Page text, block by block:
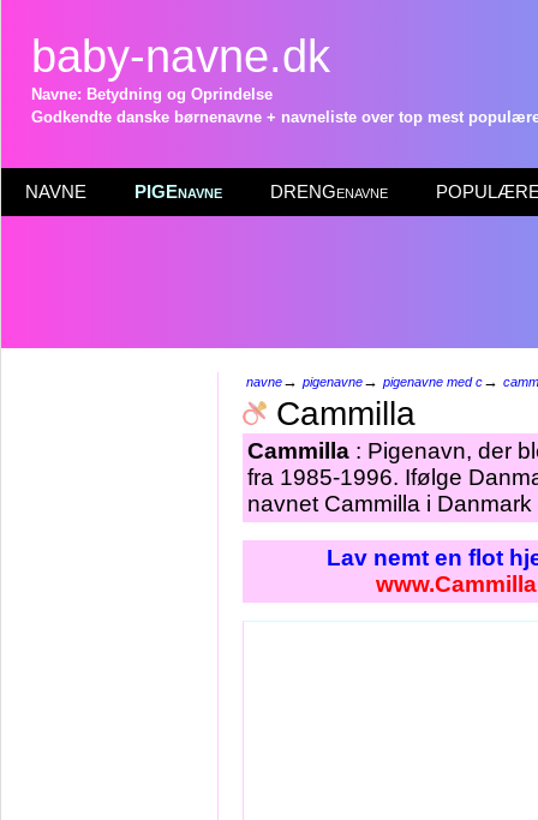
baby-navne.dk
Navne: Betydning og Oprindelse
Godkendte danske børnenavne + navneliste over top mest
NAVNE PIGEnavne DRENGenavne POPULÆRE
navne→ pigenavne→ pigenavne med c→
Cammilla
Cammilla : Pigenavn, der
fra 1985-1996. Ifølge
navnet Cammilla i
Lav nemt en flot